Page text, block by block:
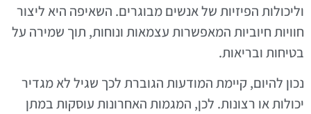
וליכולות הפיזיות של אנשים מבוגרים. השאיפה היא ליצור
חוויות חיוביות המאפשרות עצמאות ונוחות, תוך שמירה על
בטיחות ובריאות.
נכון להיום, קיימת המודעות הגוברת לכך שגיל לא מגדיר
יכולות או רצונות. לכן, המגמות האחרונות עוסקות במתן